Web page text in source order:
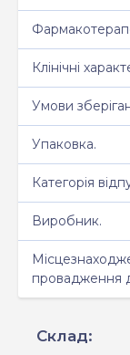
Клінічні
Умови
Упаковка.
Категорія
Виробник.
провадження
Склад: